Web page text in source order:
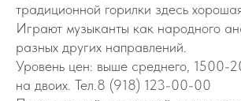
традиционной горилки здесь
Играют музыканты как народного
разных других направлений.
Уровень цен: выше среднего, 1500-
на двоих. Тел.8 (918) 123-00-00